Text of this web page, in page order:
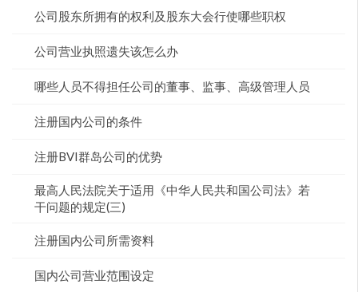
公司股东所拥有的权利及股东大会行使哪些职权
公司营业执照遗失该怎么办
哪些人员不得担任公司的董事、监事、高级管理人员
注册国内公司的条件
注册BVI群岛公司的优势
最高人民法院关于适用《中华人民共和国公司法》若
干问题的规定(三)
注册国内公司所需资料
国内公司营业范围设定